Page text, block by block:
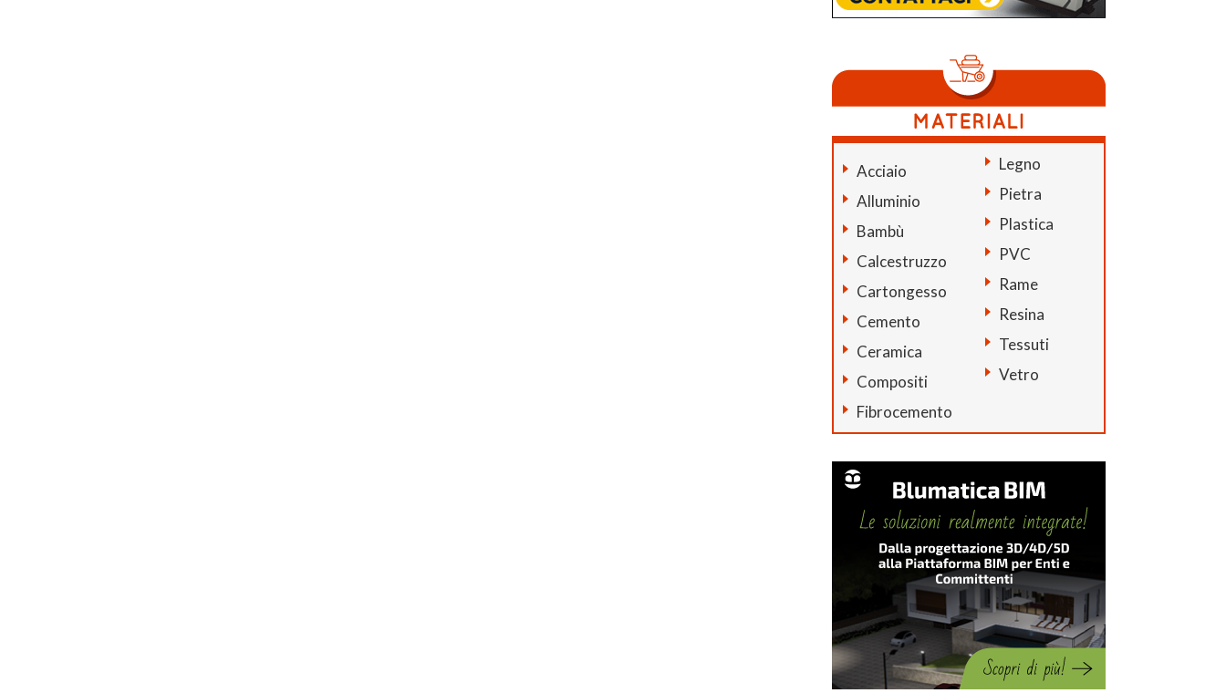
Acciaio
Alluminio
Bambù
Calcestruzzo
Cartongesso
Cemento
Ceramica
Compositi
Fibrocemento
Legno
Pietra
Plastica
PVC
Rame
Resina
Tessuti
Vetro